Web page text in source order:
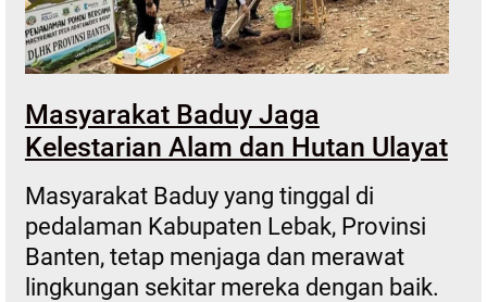
Masyarakat Baduy Jaga
Kelestarian Alam dan Hutan Ulayat
Masyarakat Baduy yang tinggal di
pedalaman Kabupaten Lebak, Provinsi
Banten, tetap menjaga dan merawat
lingkungan sekitar mereka dengan baik.